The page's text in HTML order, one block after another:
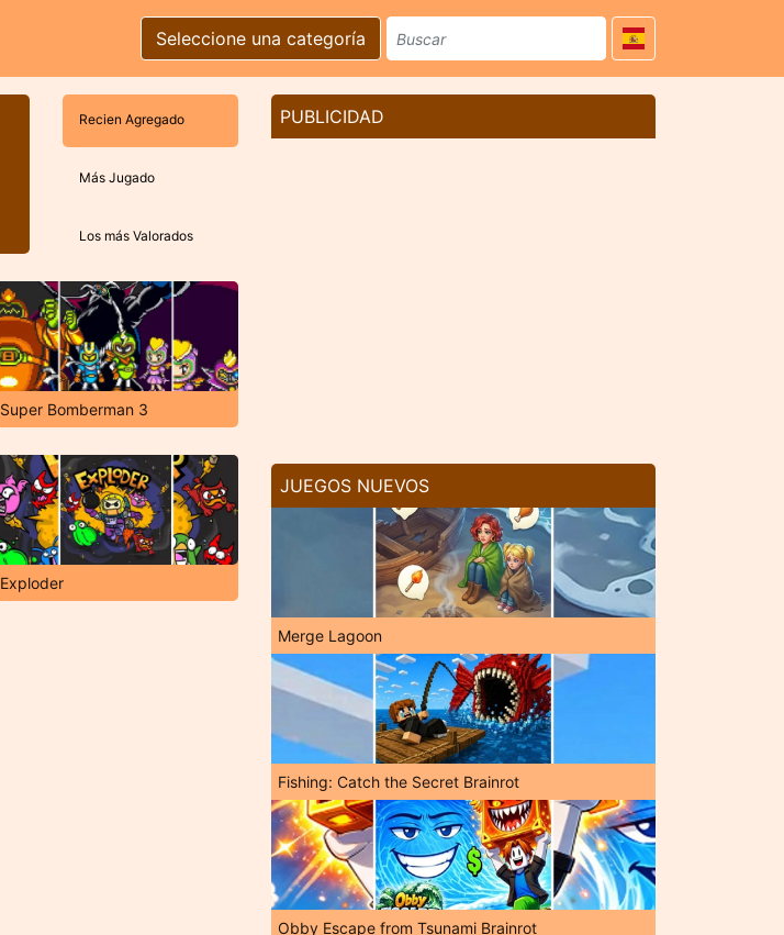
Seleccione una categoría
Recien Agregado
Más Jugado
Los más Valorados
Super Bomberman 3
Exploder
PUBLICIDAD
JUEGOS NUEVOS
Merge Lagoon
Fishing: Catch the Secret Brainrot
Obby Escape from Tsunami Brainrot